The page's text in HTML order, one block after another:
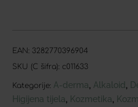
EAN: 3282770396904
SKU (C šifra): c011633
Kategorije: A-derma Alkaloid
Higijena tijela Kozmetika